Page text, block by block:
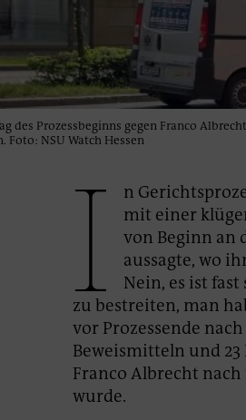
des Prozessbeginns gegen Franco
Foto: NSU Watch Hessen
I
n
mit einer
von Beginn an
aussagte, wo
Nein, es ist
zu bestreiten, man
vor Prozessende
Beweismitteln und 23
Franco Albrecht
wurde.